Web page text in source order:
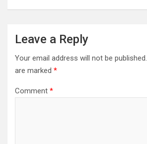
Leave a Reply
Your email address will not be published.
are marked *
Comment *